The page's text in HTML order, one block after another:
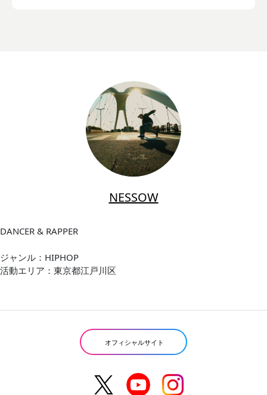
NESSOW
DANCER & RAPPER
ジャンル：HIPHOP
活動エリア：東京都江戸川区
オフィシャルサイト